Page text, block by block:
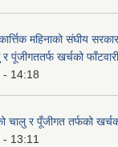
महिनाको संघीय
पूंजीगततर्फ खर्चको
- 14:18
र पूँजीगत तर्फको
- 13:11